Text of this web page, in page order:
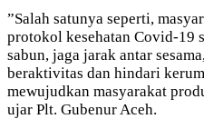
”Salah satunya seperti,
protokol kesehatan Covid-19
sabun, jaga jarak antar
beraktivitas dan hindari
mewujudkan masyarakat
ujar Plt. Gubenur Aceh.